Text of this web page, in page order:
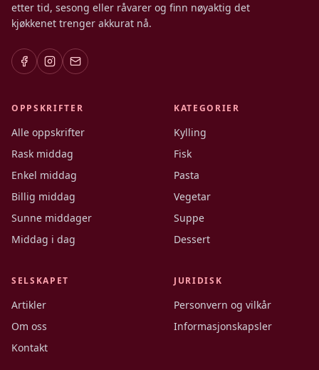
etter tid, sesong eller råvarer og finn nøyaktig det
kjøkkenet trenger akkurat nå.
OPPSKRIFTER
Alle oppskrifter
Rask middag
Enkel middag
Billig middag
Sunne middager
Middag i dag
KATEGORIER
Kylling
Fisk
Pasta
Vegetar
Suppe
Dessert
SELSKAPET
Artikler
Om oss
Kontakt
JURIDISK
Personvern og vilkår
Informasjonskapsler